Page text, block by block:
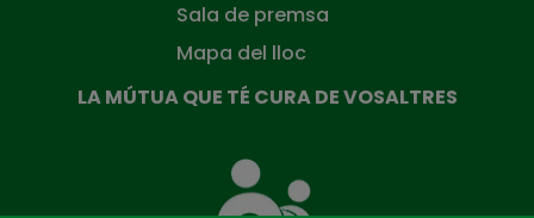
Sala de premsa
Mapa del lloc
LA MÚTUA QUE TÉ CURA DE VOSALTRES
Mútua
que